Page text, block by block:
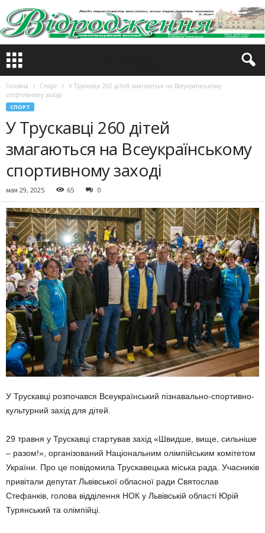
Головна Спорт
У Трускавці 260 дітей змагаються на Всеукраїнському
спортивному заході
СПОРТ
У Трускавці 260 дітей
змагаються на Всеукраїнському
спортивному заході
мая 29, 2025 65 0
У Трускавці розпочався Всеукраїнський пізнавально-спортивно-
культурний захід для дітей.
29 травня у Трускавці стартував захід «Швидше, вище, сильніше
– разом!», організований Національним олімпійським комітетом
України. Про це повідомила Трускавецька міська рада. Учасників
привітали депутат Львівської обласної ради Святослав
Стефанків, голова відділення НОК у Львівській області Юрій
Турянський та олімпійці.